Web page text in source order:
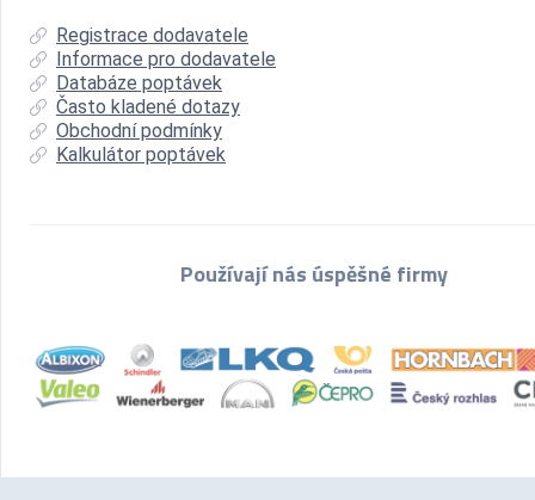
Registrace dodavatele
Informace pro dodavatele
Databáze poptávek
Často kladené dotazy
Obchodní podmínky
Kalkulátor poptávek
Používají nás úspěšné firmy